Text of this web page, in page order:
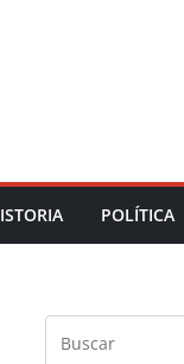
POLÍTICA